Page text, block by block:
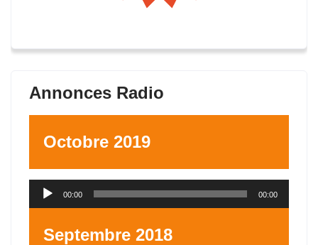
Annonces Radio
Octobre 2019
Lecteur
00:00 00:00
Septembre 2018